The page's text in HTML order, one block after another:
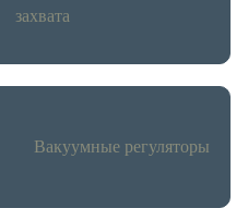
захвата
Вакуумные регуляторы